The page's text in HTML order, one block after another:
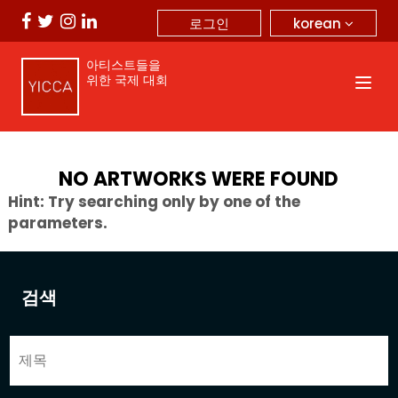
korean
로그인
아티스트들을
위한 국제 대회
검색
NO ARTWORKS WERE FOUND
Hint: Try searching only by one of the
parameters.